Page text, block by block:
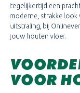
tegelijkertijd een
moderne, strakke look
uitstraling, bij
jouw houten vloer.
VOOR